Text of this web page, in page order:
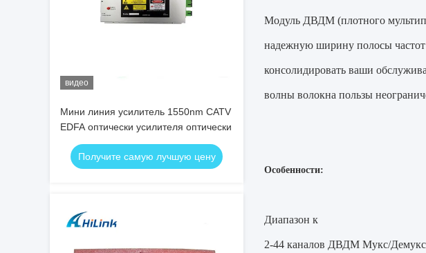
видео
Мини линия усилитель 1550nm CATV
EDFA оптически усилителя оптически
Получите самую лучшую цену
Модуль ДВДМ (плотного
надежную ширину полосы
консолидировать ваши
волны волокна пользы
Особенности:
Диапазон к
2-44 каналов ДВДМ Мукс/